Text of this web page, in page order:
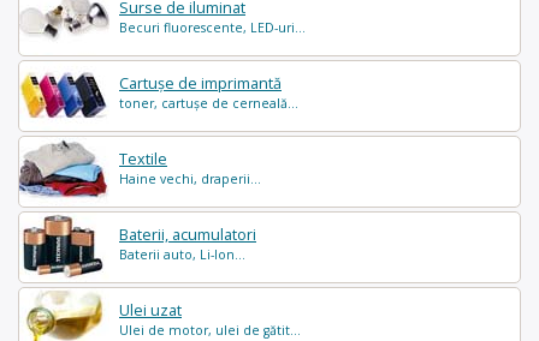
Surse de iluminat
Becuri fluorescente, LED-uri...
Cartușe de imprimantă
toner, cartușe de cerneală...
Textile
Haine vechi, draperii...
Baterii, acumulatori
Baterii auto, Li-Ion...
Ulei uzat
Ulei de motor, ulei de gătit...